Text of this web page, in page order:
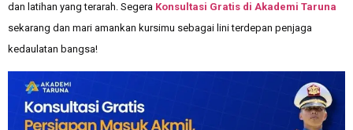
dan latihan yang terarah. Segera Konsultasi Gratis di Akademi Taruna
sekarang dan mari amankan kursimu sebagai lini terdepan penjaga
kedaulatan bangsa!